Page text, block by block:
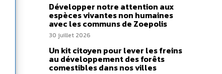
Développer notre attention aux
espèces vivantes non humaines
avec les communs de Zoepolis
30 juillet 2026
Un kit citoyen pour lever les freins
au développement des forêts
comestibles dans nos villes